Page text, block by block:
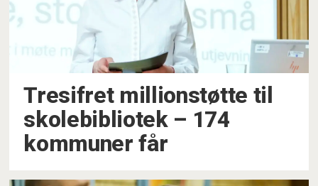
Tresifret millionstøtte til
skolebibliotek – 174
kommuner får